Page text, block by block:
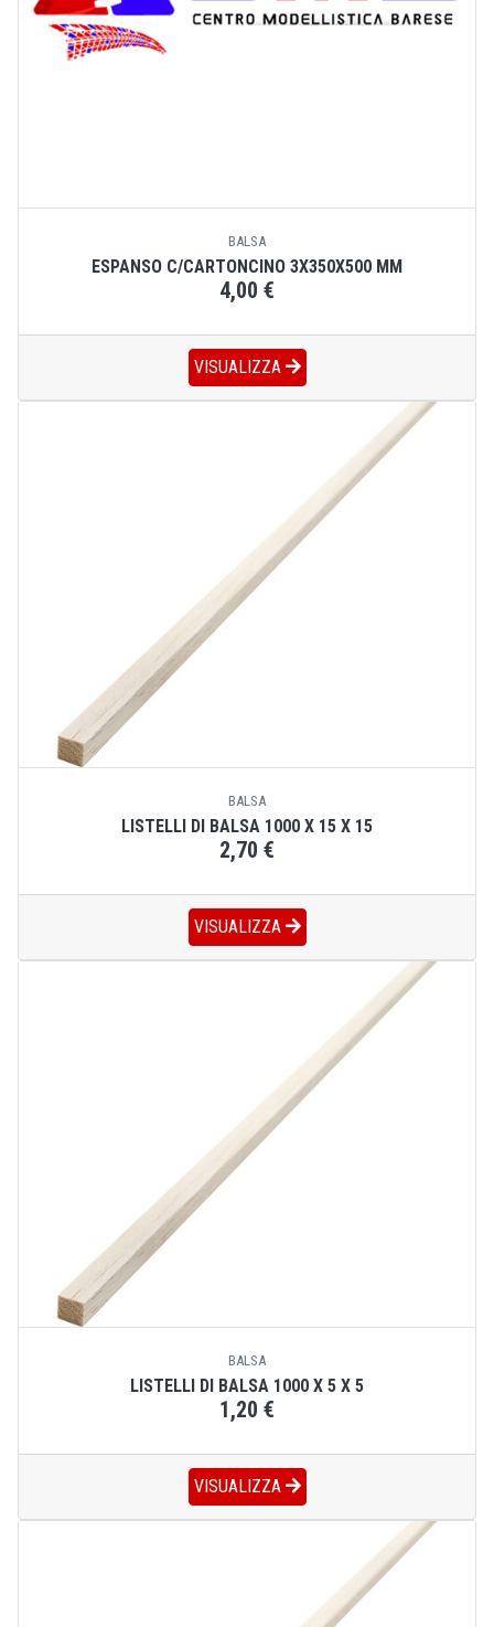
BALSA
ESPANSO C/CARTONCINO 3X350X500 MM
4,00 €
VISUALIZZA
BALSA
LISTELLI DI BALSA 1000 X 15 X 15
2,70 €
VISUALIZZA
BALSA
LISTELLI DI BALSA 1000 X 5 X 5
1,20 €
VISUALIZZA